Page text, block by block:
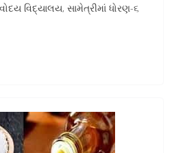
વિદ્યાલય, સામેત્રીમાં ધોરણ-૬